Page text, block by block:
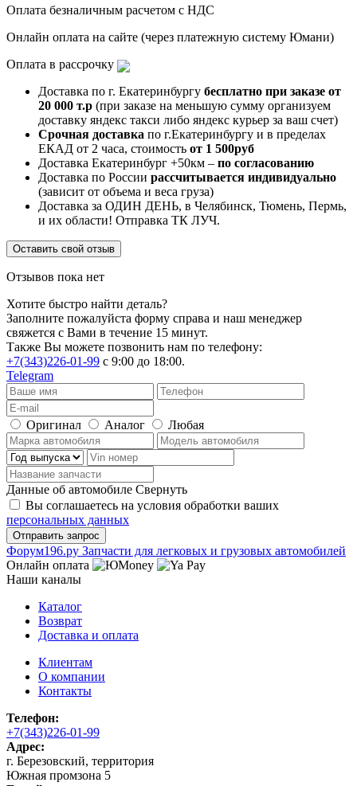
Оплата безналичным расчетом с НДС
Онлайн оплата на сайте (через платежную систему Юмани)
Оплата в рассрочку
Доставка по г. Екатеринбургу бесплатно при заказе от
20 000 т.р (при заказе на меньшую сумму организуем
доставку яндекс такси либо яндекс курьер за ваш счет)
Срочная доставка по г.Екатеринбургу и в пределах
ЕКАД от 2 часа, стоимость от 1 500руб
Доставка Екатеринбург +50км – по согласованию
Доставка по России рассчитывается индивидуально
(зависит от объема и веса груза)
Доставка за ОДИН ДЕНЬ, в Челябинск, Тюмень, Пермь,
и их области! Отправка ТК ЛУЧ.
Оставить свой отзыв
Отзывов пока нет
Хотите быстро найти деталь?
Заполните пожалуйста форму справа и наш менеджер
свяжется с Вами в течение 15 минут.
Также Вы можете позвонить нам по телефону:
+7(343)226-01-99 с 9:00 до 18:00.
Telegram
Оригинал Аналог Любая
Данные об автомобиле Свернуть
Вы соглашаетесь на условия обработки ваших
персональных данных
Фoрум196.ру Запчасти для легковых и грузовых автомобилей
Онлайн оплата
Наши каналы
Каталог
Возврат
Доставка и оплата
Клиентам
О компании
Контакты
Телефон:
+7(343)226-01-99
Адрес:
г. Березовский, территория
Южная промзона 5